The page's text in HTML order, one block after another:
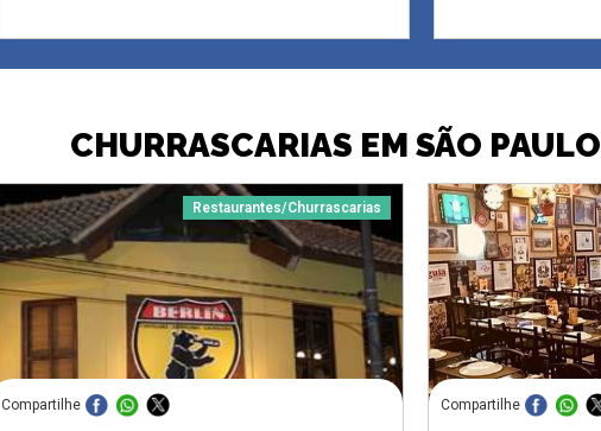
CHURRASCARIAS EM SÃO PAULO
Restaurantes/Churrascarias
Compartilhe Compartilhe